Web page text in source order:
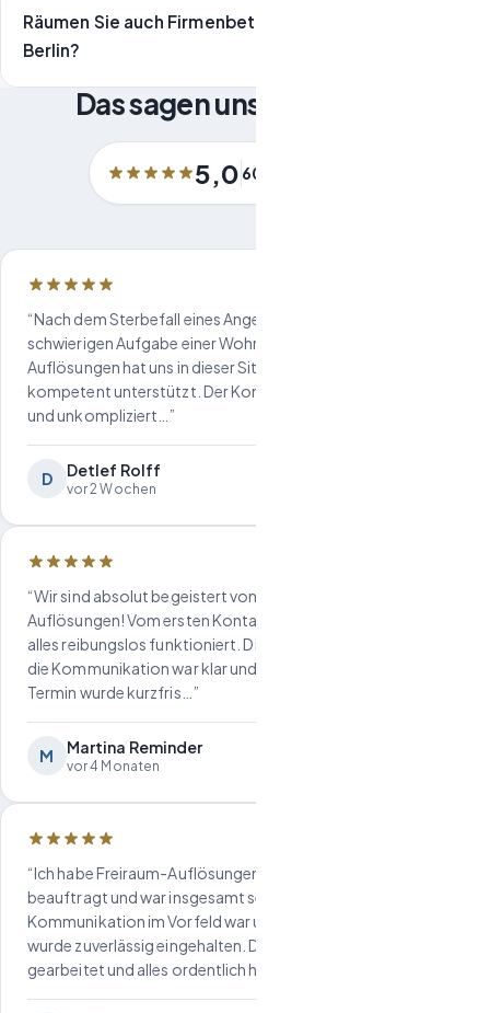
Räumen Sie auch Firmenbetriebe außerhalb von
Berlin?
Das sagen unsere Kunden
5,0 60
“Nach dem Sterbefall eines Angehörigen standen wir vor der
schwierigen Aufgabe einer Wohnungsauflösung. FREIRAUM
Auflösungen hat uns in dieser Situation sehr emphatisch und
kompetent unterstützt. Der Kontakt war jederzeit freundlich
und unkompliziert…”
D Detlef Rolff
vor 2 Wochen
“Wir sind absolut begeistert von der Arbeit von Freiraum-
Auflösungen! Vom ersten Kontakt bis zur Durchführung hat
alles reibungslos funktioniert. Die Besichtigung ging schnell,
die Kommunikation war klar und unkompliziert und der
Termin wurde kurzfris…”
M Martina Reminder
vor 4 Monaten
“Ich habe Freiraum-Auflösungen für eine Entrümpelung
beauftragt und war insgesamt sehr zufrieden. Die
Kommunikation im Vorfeld war unkompliziert und der Termin
wurde zuverlässig eingehalten. Das Team hat zügig
gearbeitet und alles ordentlich hinterlas…”